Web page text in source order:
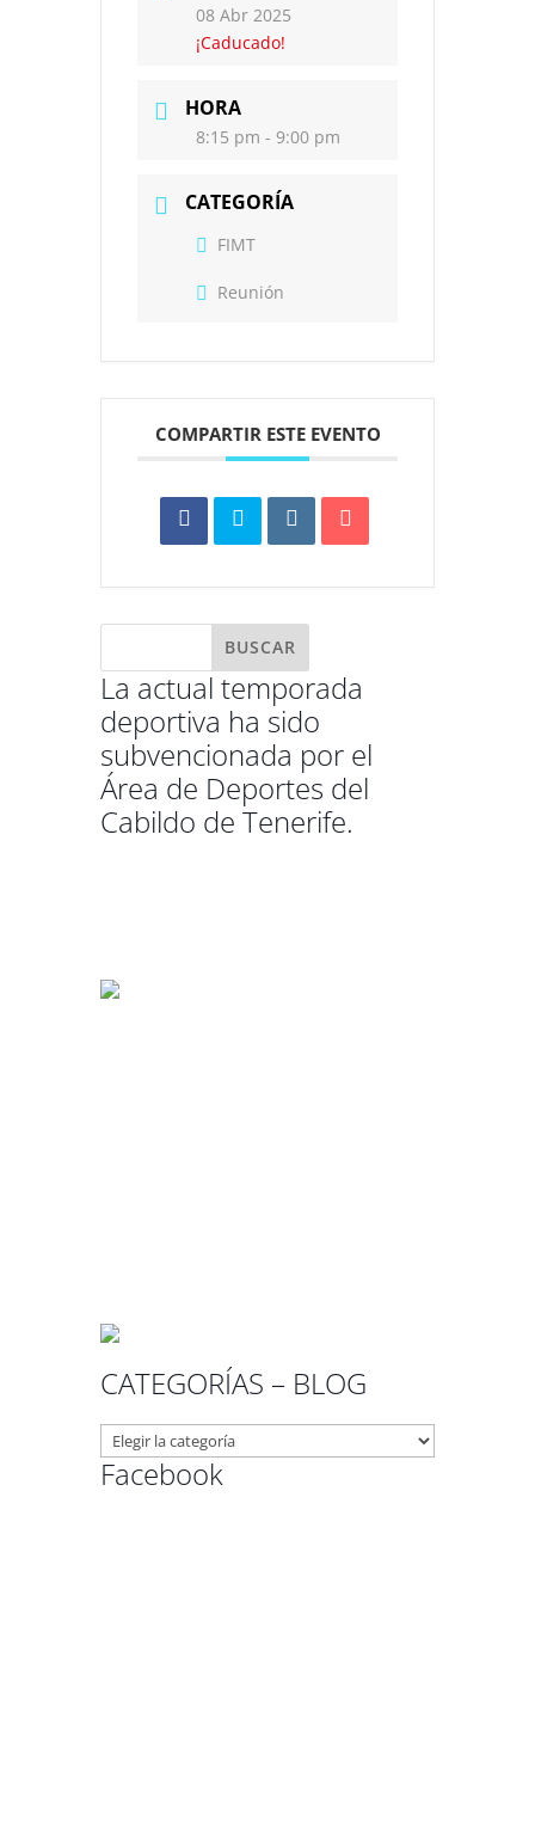
08 Abr 2025
¡Caducado!
HORA
8:15 pm - 9:00 pm
CATEGORÍA
FIMT
Reunión
COMPARTIR ESTE EVENTO
La actual temporada
deportiva ha sido
subvencionada por el
Área de Deportes del
Cabildo de Tenerife.
CATEGORÍAS – BLOG
CATEGORÍAS
–
BLOG
Facebook